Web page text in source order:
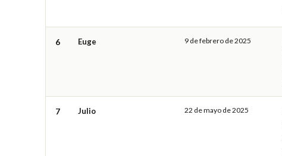
6 Euge 9 de febrero de 2025
7 Julio 22 de mayo de 2025